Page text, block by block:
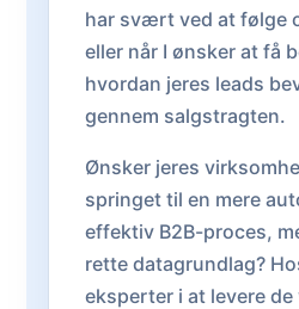
har svært ved at følge
eller når I ønsker at få
hvordan jeres leads
gennem salgstragten.
Ønsker jeres
springet til en mere
effektiv B2B-proces,
rette datagrundlag?
eksperter i at levere de